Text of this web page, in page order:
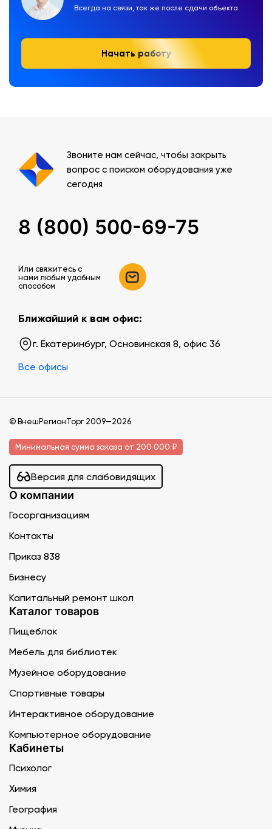
Всегда на связи, так же после сдачи объекта.
Начать работу
Звоните нам сейчас, чтобы закрыть
вопрос с поиском оборудования уже
сегодня
8 (800) 500-69-75
Или свяжитесь c
нами любым удобным
способом
Ближайший к вам офис:
г. Екатеринбург, Основинская 8, офис 36
Все офисы
© ВнешРегионТорг 2009—2026
Минимальная сумма заказа от 200 000 ₽
Версия для слабовидящих
О компании
Госорганизациям
Контакты
Приказ 838
Бизнесу
Капитальный ремонт школ
Каталог товаров
Пищеблок
Мебель для библиотек
Музейное оборудование
Спортивные товары
Интерактивное оборудование
Компьютерное оборудование
Кабинеты
Психолог
Химия
География